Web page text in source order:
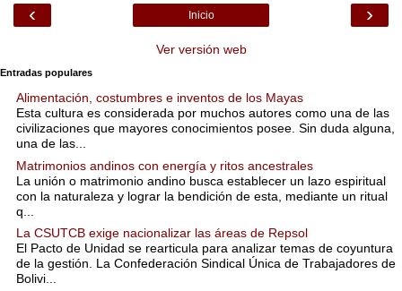
‹ ›
Inicio
Ver versión web
Entradas populares
Alimentación, costumbres e inventos de los Mayas
Esta cultura es considerada por muchos autores como una de las
civilizaciones que mayores conocimientos posee. Sin duda alguna,
una de las...
Matrimonios andinos con energía y ritos ancestrales
La unión o matrimonio andino busca establecer un lazo espiritual
con la naturaleza y lograr la bendición de esta, mediante un ritual
q...
La CSUTCB exige nacionalizar las áreas de Repsol
El Pacto de Unidad se rearticula para analizar temas de coyuntura
de la gestión. La Confederación Sindical Única de Trabajadores de
Bolivi...